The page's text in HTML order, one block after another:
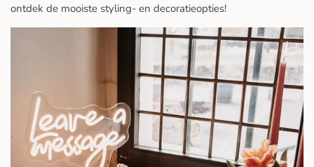
ontdek de mooiste styling- en decoratieopties!